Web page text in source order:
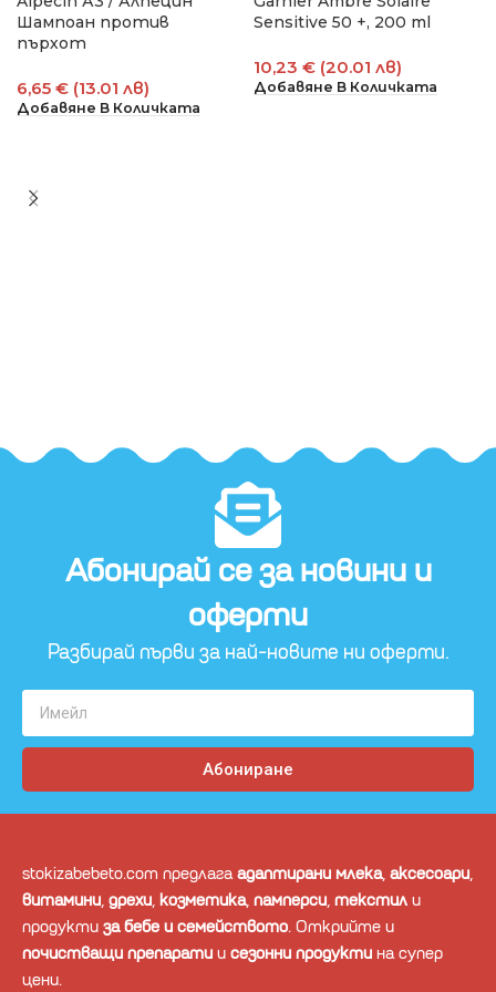
Шампоан против
пърхот
6,65 € (13.01 лв)
Добавяне В Количката
Sensitive 50 +, 200 ml
10,23 € (20.01 лв)
Добавяне В Количката
Абонирай се за новини и
оферти​
Разбирай първи за най-новите ни оферти.
Абониране
stokizabebeto.com предлагаадаптирани млека, аксесоари,
витамини, дрехи, козметика, памперси, текстил и
продукти за бебе и семейството. Открийте и
почистващи препарати и сезонни продукти на супер
цени.